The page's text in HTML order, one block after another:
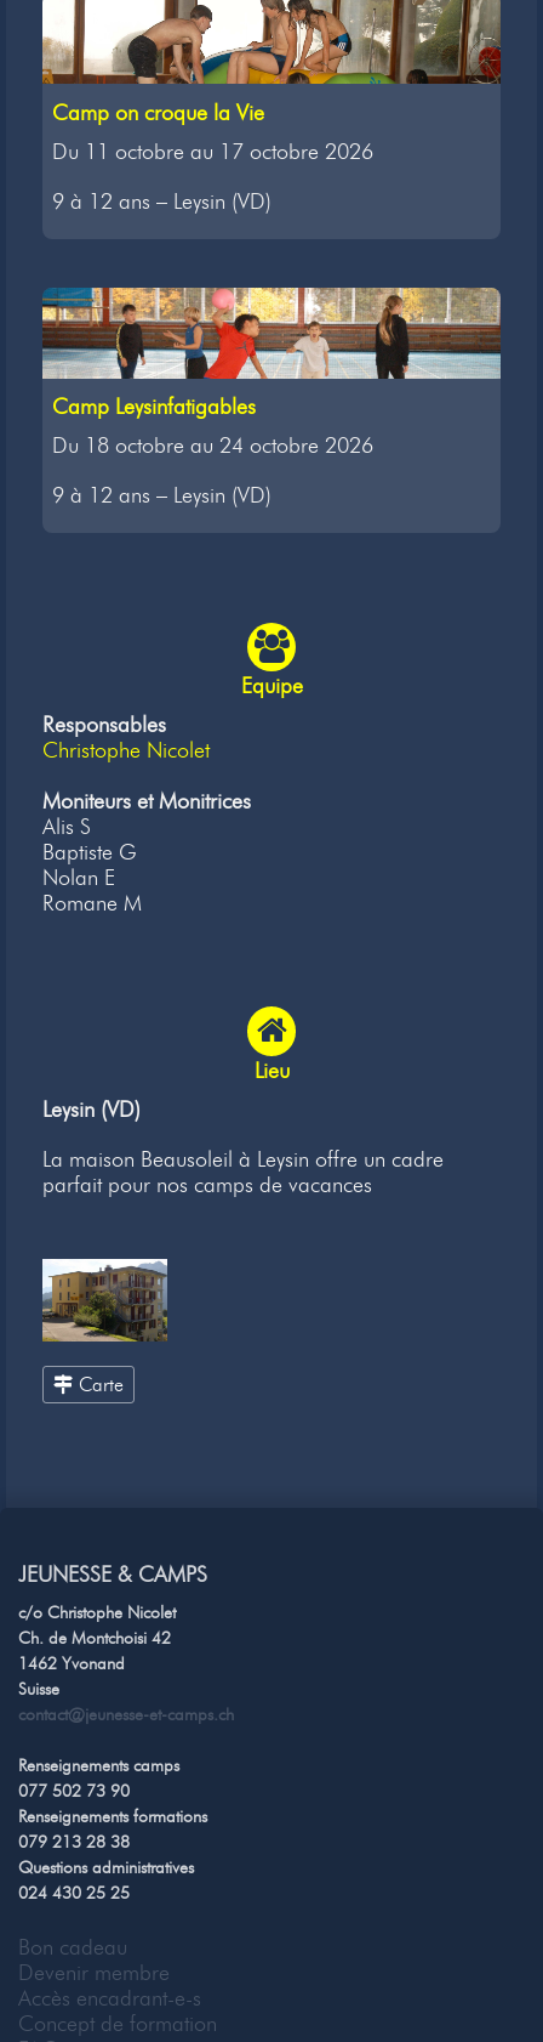
Camp on croque la Vie
Du 11 octobre au 17 octobre 2026
9 à 12 ans – Leysin (VD)
Camp Leysinfatigables
Du 18 octobre au 24 octobre 2026
9 à 12 ans – Leysin (VD)
Equipe
Responsables
Christophe Nicolet
Moniteurs et Monitrices
Alis S
Baptiste G
Nolan E
Romane M
Lieu
Leysin (VD)
La maison Beausoleil à Leysin offre un cadre
parfait pour nos camps de vacances
Carte
JEUNESSE & CAMPS
c/o Christophe Nicolet
Ch. de Montchoisi 42
1462 Yvonand
Suisse
contact@jeunesse-et-camps.ch
Renseignements camps
077 502 73 90
Renseignements formations
079 213 28 38
Questions administratives
024 430 25 25
Bon cadeau
Devenir membre
Accès encadrant-e-s
Concept de formation